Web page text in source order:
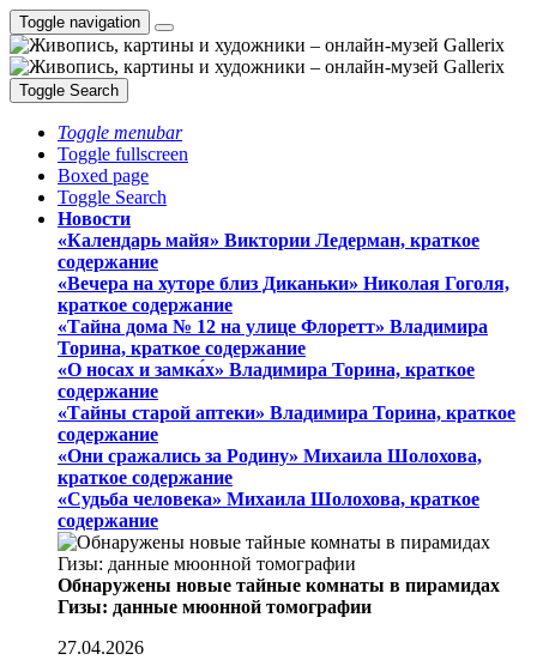
Toggle navigation
Toggle Search
Toggle menubar
Toggle fullscreen
Boxed page
Toggle Search
Новости
«Календарь майя» Виктории Ледерман, краткое
содержание
«Вечера на хуторе близ Диканьки» Николая Гоголя,
краткое содержание
«Тайна дома № 12 на улице Флоретт» Владимира
Торина, краткое содержание
«О носах и замка́х» Владимира Торина, краткое
содержание
«Тайны старой аптеки» Владимира Торина, краткое
содержание
«Они сражались за Родину» Михаила Шолохова,
краткое содержание
«Судьба человека» Михаила Шолохова, краткое
содержание
Обнаружены новые тайные комнаты в пирамидах
Гизы: данные мюонной томографии
27.04.2026